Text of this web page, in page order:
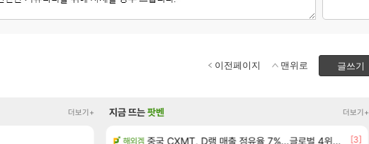
글쓰기
이전페이지 맨위로
더보기+
검은사막 펄없의 퍼주는듯하면서 악랄한 BM 설계 [24]
지금 뜨는팟벤 더보기+
해외겜 중국 CXMT, D램 매출 점유율 7%…글로벌 4위로 부상
[3]